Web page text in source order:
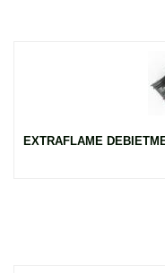
EXTRAFLAME